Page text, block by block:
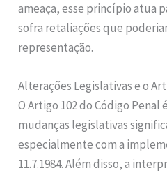
ameaça, esse princípio atua
sofra retaliações que
representação.
Alterações Legislativas e o
O Artigo 102 do Código
mudanças legislativas
especialmente com a
11.7.1984. Além disso, a